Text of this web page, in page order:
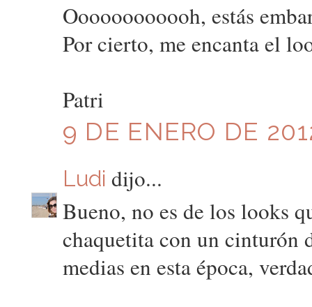
Oooooooooooh, estás
Por cierto, me encanta el
Patri
9 DE ENERO DE
Ludi dijo...
Bueno, no es de los looks
chaquetita con un cinturón
medias en esta época,